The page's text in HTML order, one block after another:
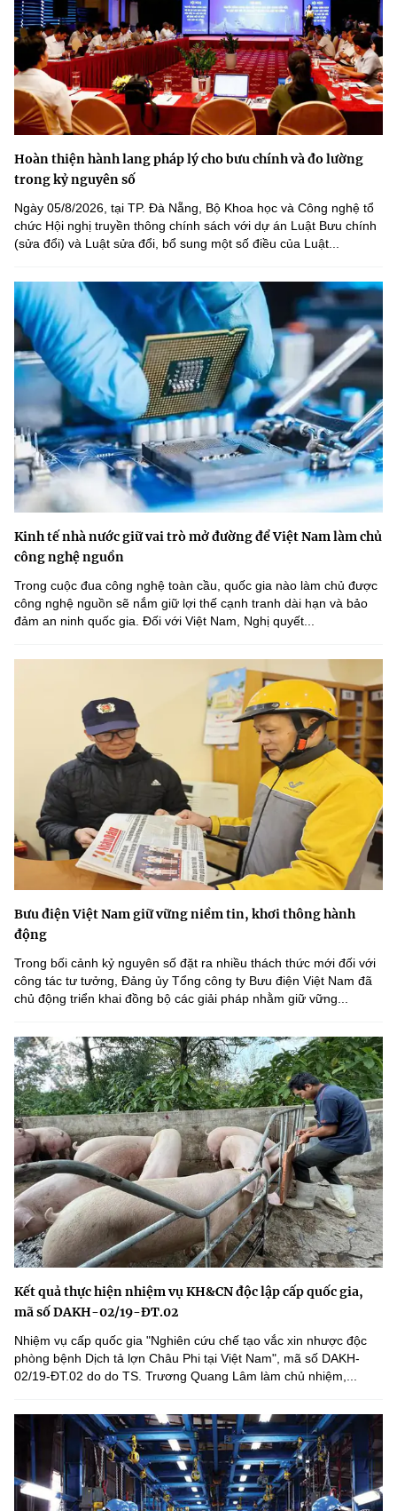
Hoàn thiện hành lang pháp lý cho bưu chính và đo lường
trong kỷ nguyên số
Ngày 05/8/2026, tại TP. Đà Nẵng, Bộ Khoa học và Công nghệ tổ
chức Hội nghị truyền thông chính sách với dự án Luật Bưu chính
(sửa đổi) và Luật sửa đổi, bổ sung một số điều của Luật...
Kinh tế nhà nước giữ vai trò mở đường để Việt Nam làm chủ
công nghệ nguồn
Trong cuộc đua công nghệ toàn cầu, quốc gia nào làm chủ được
công nghệ nguồn sẽ nắm giữ lợi thế cạnh tranh dài hạn và bảo
đảm an ninh quốc gia. Đối với Việt Nam, Nghị quyết...
Bưu điện Việt Nam giữ vững niềm tin, khơi thông hành
động
Trong bối cảnh kỷ nguyên số đặt ra nhiều thách thức mới đối với
công tác tư tưởng, Đảng ủy Tổng công ty Bưu điện Việt Nam đã
chủ động triển khai đồng bộ các giải pháp nhằm giữ vững...
Kết quả thực hiện nhiệm vụ KH&CN độc lập cấp quốc gia,
mã số DAKH-02/19-ĐT.02
Nhiệm vụ cấp quốc gia "Nghiên cứu chế tạo vắc xin nhược độc
phòng bệnh Dịch tả lợn Châu Phi tại Việt Nam", mã số DAKH-
02/19-ĐT.02 do do TS. Trương Quang Lâm làm chủ nhiệm,...